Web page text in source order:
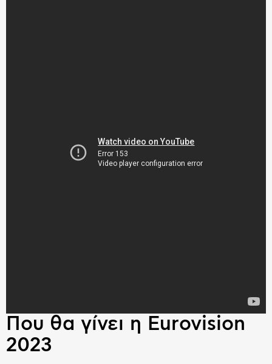
Που θα γίνει η Eurovision
2023